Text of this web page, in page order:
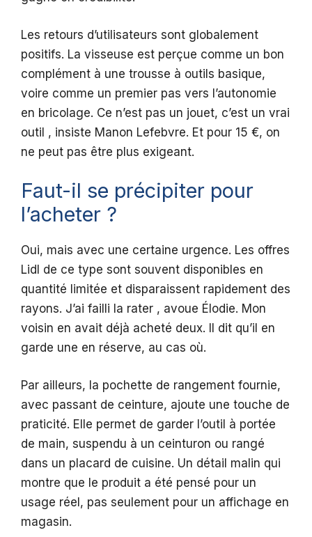
Les retours d’utilisateurs sont globalement
positifs. La visseuse est perçue comme un bon
complément à une trousse à outils basique,
voire comme un premier pas vers l’autonomie
en bricolage. Ce n’est pas un jouet, c’est un vrai
outil , insiste Manon Lefebvre. Et pour 15 €, on
ne peut pas être plus exigeant.
Faut-il se précipiter pour
l’acheter ?
Oui, mais avec une certaine urgence. Les offres
Lidl de ce type sont souvent disponibles en
quantité limitée et disparaissent rapidement des
rayons. J’ai failli la rater , avoue Élodie. Mon
voisin en avait déjà acheté deux. Il dit qu’il en
garde une en réserve, au cas où.
Par ailleurs, la pochette de rangement fournie,
avec passant de ceinture, ajoute une touche de
praticité. Elle permet de garder l’outil à portée
de main, suspendu à un ceinturon ou rangé
dans un placard de cuisine. Un détail malin qui
montre que le produit a été pensé pour un
usage réel, pas seulement pour un affichage en
magasin.